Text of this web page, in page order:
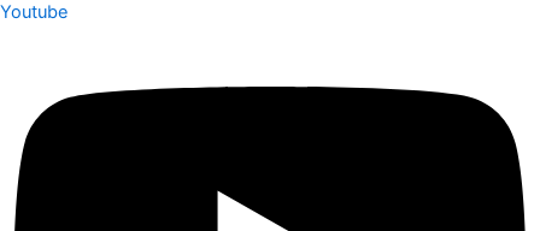
Youtube